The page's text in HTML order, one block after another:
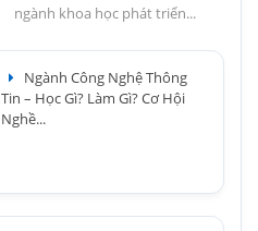
ngành khoa học phát triển...
Ngành Công Nghệ Thông
Tin – Học Gì? Làm Gì? Cơ Hội
Nghề...